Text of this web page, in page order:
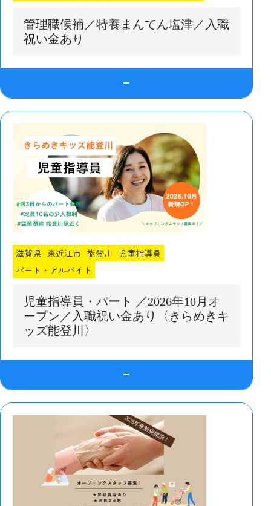
管理職候補／特養まんてん塩津／入職
祝い金あり
滋賀県 東近江市 能登川
児童指導員
パート・アルバイト
児童指導員・パート ／2026年10月オ
ープン／入職祝い金あり〈きらめきキ
ッズ能登川〉